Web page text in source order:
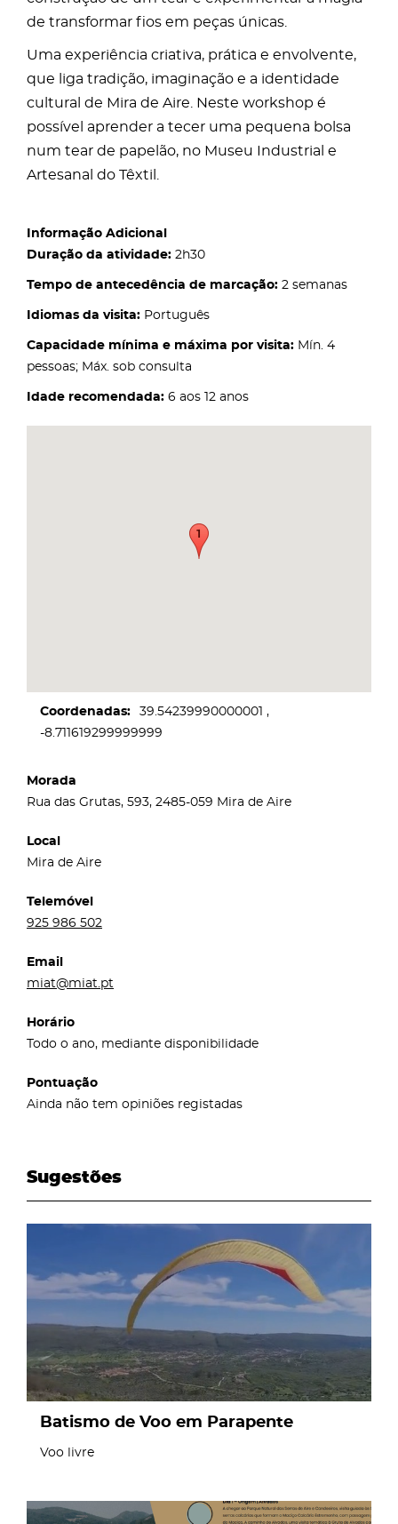
de transformar fios em peças únicas.
Uma experiência criativa, prática e envolvente,
que liga tradição, imaginação e a identidade
cultural de Mira de Aire. Neste workshop é
possível aprender a tecer uma pequena bolsa
num tear de papelão, no Museu Industrial e
Artesanal do Têxtil.
Informação Adicional
Duração da atividade: 2h30
Tempo de antecedência de marcação: 2 semanas
Idiomas da visita: Português
Capacidade mínima e máxima por visita: Mín. 4
pessoas; Máx. sob consulta
Idade recomendada: 6 aos 12 anos
Coordenadas
39.54239990000001
-8.711619299999999
Morada
Rua das Grutas, 593, 2485-059 Mira de Aire
Local
Mira de Aire
Telemóvel
925 986 502
Email
miat@miat.pt
Horário
Todo o ano, mediante disponibilidade
Pontuação
Ainda não tem opiniões registadas
Sugestões
Batismo de Voo em Parapente
Voo livre
page